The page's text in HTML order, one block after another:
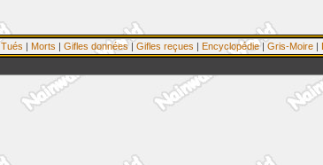
Tués | Morts | Gifles données | Gifles reçues | Encyclopédie| Gris-Moire |